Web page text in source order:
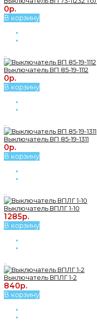
0р.
В корзину
Выключатель ВП 85-19-1112
0р.
В корзину
Выключатель ВП 85-19-1311
0р.
В корзину
Выключатель ВПЛГ 1-10
1285р.
В корзину
Выключатель ВПЛГ 1-2
840р.
В корзину